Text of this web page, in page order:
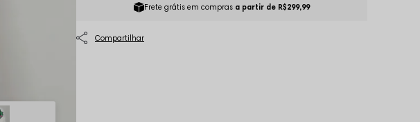
Frete grátis em compras a partir de R$299,99